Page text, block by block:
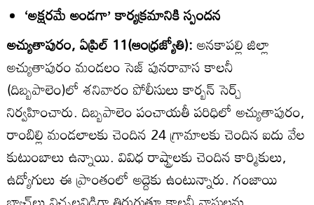
‘అక్షరమే అండగా’ కార్యక్రమానికి స్పందన
అచ్యుతాపురం, ఏప్రిల్‌ 11(ఆంధ్రజ్యోతి):అనకాపల్లి జిల్లా
అచ్యుతాపురం మండలం సెజ్‌ పునరావాస కాలనీ
(దిబ్బపాలెం)లో శనివారం పోలీసులు కార్బన్‌ సెర్చ్‌
నిర్వహించారు. దిబ్బపాలెం పంచాయతీ పరిధిలో అచ్యుతాపురం,
రాంబిల్లి మండలాలకు చెందిన 24 గ్రామాలకు చెందిన ఐదు వేల
కుటుంబాలు ఉన్నాయి. వివిధ రాష్ట్రాలకు చెందిన కార్మికులు,
ఉద్యోగులు ఈ ప్రాంతంలో అద్దెకు ఉంటున్నారు. గంజాయి